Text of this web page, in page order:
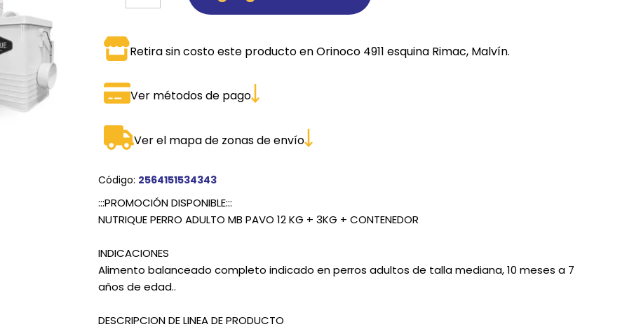
THREE DOGS
Ver todas
Retira sin costo este producto en Orinoco 4911 esquina Rimac, Malvín.
Ver métodos de pago
Ver el mapa de zonas de envío
Código: 2564151534343
:::PROMOCIÓN DISPONIBLE:::
NUTRIQUE PERRO ADULTO MB PAVO 12 KG + 3KG + CONTENEDOR
INDICACIONES
Alimento balanceado completo indicado en perros adultos de talla mediana, 10 meses a 7
años de edad..
DESCRIPCION DE LINEA DE PRODUCTO